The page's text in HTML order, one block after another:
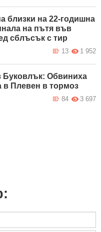
близки на 22-годишна
на пътя във
сблъсък с тир
1 952
13
Буковлък: Обвиниха
в Плевен в тормоз
3 697
84